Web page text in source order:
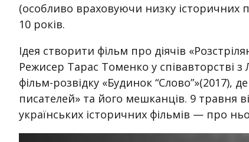
(особливо враховуючи низку історичних
10 років.
Ідея створити фільм про діячів
Режисер Тарас Томенко у співавторстві
фільм-розвідку «Будинок “Слово”»(2017),
писателей» та його мешканців. 9 травня
українських історичних фільмів — про